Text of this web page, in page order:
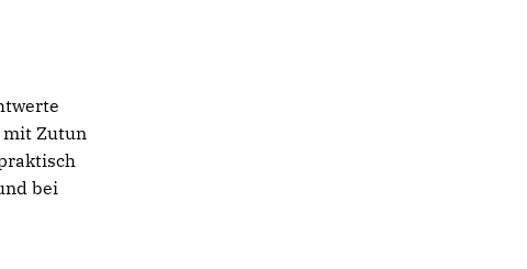
mit Zutun
bei